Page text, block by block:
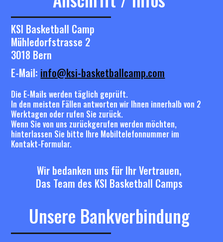
KSI Basketball Camp
Mühledorfstrasse 2
3018 Bern
E-Mail: info@ksi-basketballcamp.com
Die E-Mails werden täglich geprüft.
In den meisten Fällen antworten wir Ihnen innerhalb von 2
Werktagen oder rufen Sie zurück.
Wenn Sie von uns zurückgerufen werden möchten,
hinterlassen Sie bitte Ihre Mobiltelefonnummer im
Kontakt-Formular.
Wir bedanken uns für Ihr Vertrauen,
Das Team des KSI Basketball Camps
Unsere Bankverbindung